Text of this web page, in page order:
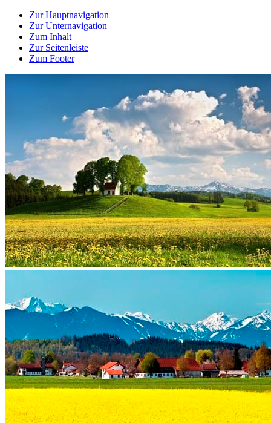
Zur Hauptnavigation
Zur Unternavigation
Zum Inhalt
Zur Seitenleiste
Zum Footer